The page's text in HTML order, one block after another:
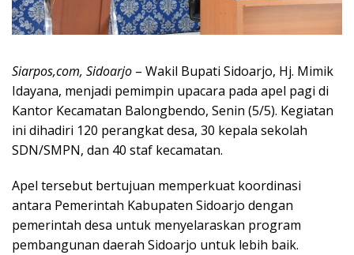
Siarpos,com, Sidoarjo – Wakil Bupati Sidoarjo, Hj. Mimik
Idayana, menjadi pemimpin upacara pada apel pagi di
Kantor Kecamatan Balongbendo, Senin (5/5). Kegiatan
ini dihadiri 120 perangkat desa, 30 kepala sekolah
SDN/SMPN, dan 40 staf kecamatan.
Apel tersebut bertujuan memperkuat koordinasi
antara Pemerintah Kabupaten Sidoarjo dengan
pemerintah desa untuk menyelaraskan program
pembangunan daerah Sidoarjo untuk lebih baik.